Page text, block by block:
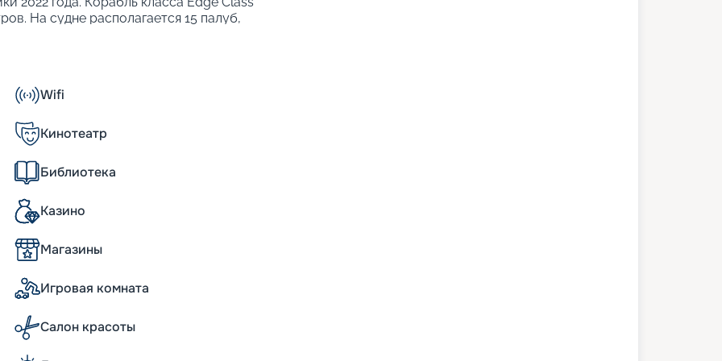
На судне располагается 15 палуб,
могут разместиться 3260
максимальную скорость 22 узла,
для стабилизации качки. Также
программы;
разного класса;
гостей сьютов.
продвинутых теплоходов.
на свет и пространство, а такая
к морю.
уникальные возможности
многом относятся к уникальным
трансформации, сулящее новые
зона с садом на крыше и
Wifi
Кинотеатр
Библиотека
Казино
Магазины
Игровая комната
Салон красоты